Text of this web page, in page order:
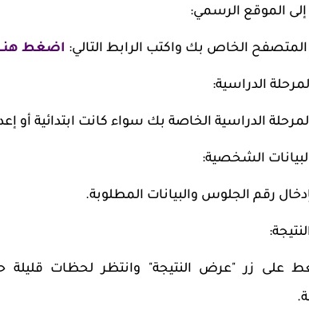
إلى الموقع الرسمي:
المتصفح الخاص بك واكتب الرابط التالي: اضغط
الدراسية:
الدراسية الخاصة بك سواء كانت ابتدائية أو
الشخصية:
رقم الجلوس والبيانات المطلوبة.
:
على زر "عرض النتيجة" وانتظر لحظات قليلة